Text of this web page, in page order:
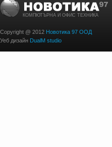
КОМПЮТЪРНА И ОФИС ТЕХНИКА
Copyright @ 2012 Новотика 97 ООД
Уеб дизайн DualM studio